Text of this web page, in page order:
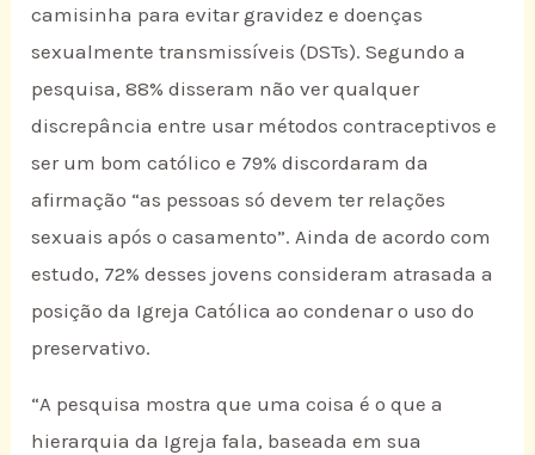
camisinha para evitar gravidez e doenças
sexualmente transmissíveis (DSTs). Segundo a
pesquisa, 88% disseram não ver qualquer
discrepância entre usar métodos contraceptivos e
ser um bom católico e 79% discordaram da
afirmação “as pessoas só devem ter relações
sexuais após o casamento”. Ainda de acordo com
estudo, 72% desses jovens consideram atrasada a
posição da Igreja Católica ao condenar o uso do
preservativo.
“A pesquisa mostra que uma coisa é o que a
hierarquia da Igreja fala, baseada em sua